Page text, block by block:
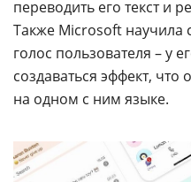
переводить его текст и
Также Microsoft научила
голос пользователя – у
создаваться эффект, что
на одном с ним языке.